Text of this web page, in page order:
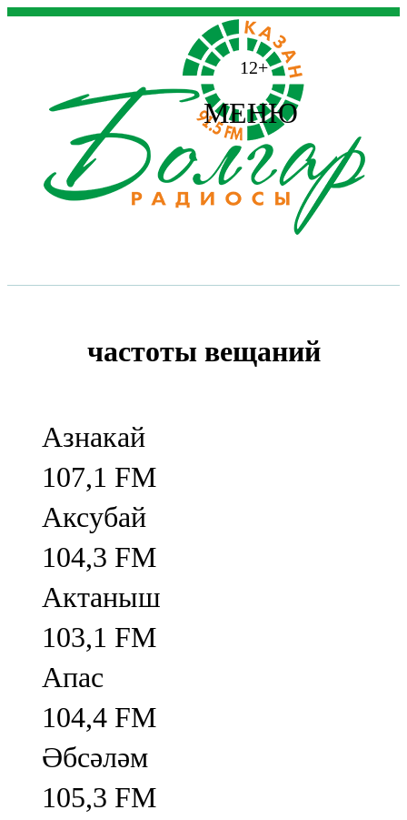
12+
МЕНЮ
частоты вещаний
Азнакай
107,1 FM
Аксубай
104,3 FM
Актаныш
103,1 FM
Апас
104,4 FM
Әбсәләм
105,3 FM